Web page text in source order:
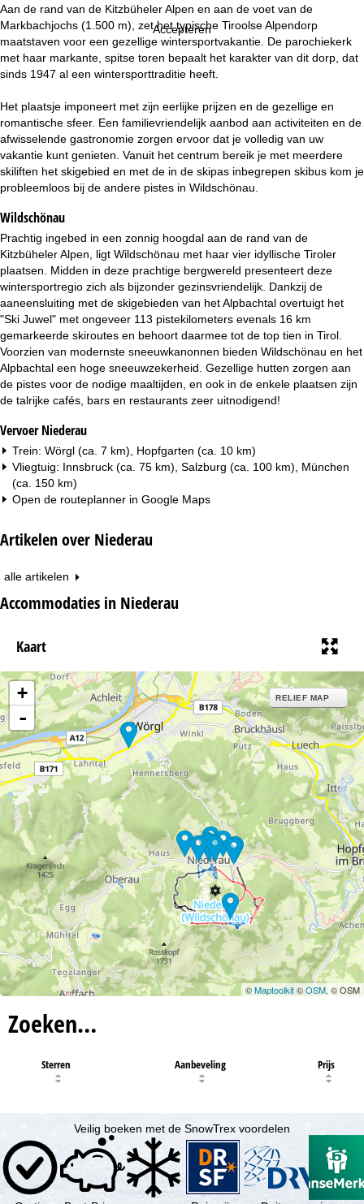
Accepteren
p
a
i
n
a
Aan de rand van de Kitzbüheler Alpen en aan de voet van de
Markbachjochs (1.500 m), zet het typische Tiroolse Alpendorp
maatstaven voor een gezellige wintersportvakantie. De parochiekerk
met haar markante, spitse toren bepaalt het karakter van dit dorp, dat
sinds 1947 al een wintersporttraditie heeft.
Het plaatsje imponeert met zijn eerlijke prijzen en de gezellige en
romantische sfeer. Een familievriendelijk aanbod aan activiteiten en de
afwisselende gastronomie zorgen ervoor dat je volledig van uw
vakantie kunt genieten. Vanuit het centrum bereik je met meerdere
skiliften het skigebied en met de in de skipas inbegrepen skibus kom je
probleemloos bij de andere pistes in Wildschönau.
Wildschönau
Prachtig ingebed in een zonnig hoogdal aan de rand van de
Kitzbüheler Alpen, ligt Wildschönau met haar vier idyllische Tiroler
plaatsen. Midden in deze prachtige bergwereld presenteert deze
wintersportregio zich als bijzonder gezinsvriendelijk. Dankzij de
aaneensluiting met de skigebieden van het Alpbachtal overtuigt het
"Ski Juwel" met ongeveer 113 pistekilometers evenals 16 km
gemarkeerde skiroutes en behoort daarmee tot de top tien in Tirol.
Voorzien van modernste sneeuwkanonnen bieden Wildschönau en het
Alpbachtal een hoge sneeuwzekerheid. Gezellige hutten zorgen aan
de pistes voor de nodige maaltijden, en ook in de enkele plaatsen zijn
de talrijke cafés, bars en restaurants zeer uitnodigend!
Vervoer Niederau
Trein: Wörgl (ca. 7 km), Hopfgarten (ca. 10 km)
Vliegtuig: Innsbruck (ca. 75 km), Salzburg (ca. 100 km), München
(ca. 150 km)
Open de routeplanner in Google Maps
Artikelen over Niederau
alle artikelen
Accommodaties in Niederau
Kaart
+
-
RELIEF MAP
©Maptoolkit©OSM, © OSM
Zoeken…
Sterren Aanbeveling Prijs
Veilig boeken met de SnowTrex voordelen